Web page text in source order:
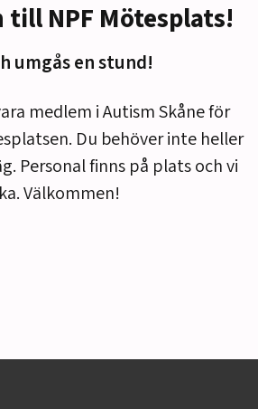
till NPF Mötesplats!
umgås en stund!
medlem i Autism Skåne för
Du behöver inte heller
Personal finns på plats och vi
Välkommen!